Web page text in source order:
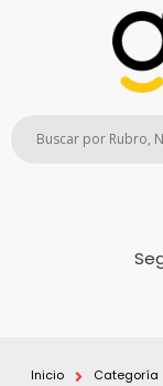
Inicio Categoría